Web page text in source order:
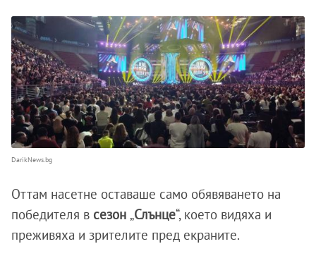
DarikNews.bg
Оттам насетне оставаше само обявяването на
победителя в сезон „Слънце“, което видяха и
преживяха и зрителите пред екраните.